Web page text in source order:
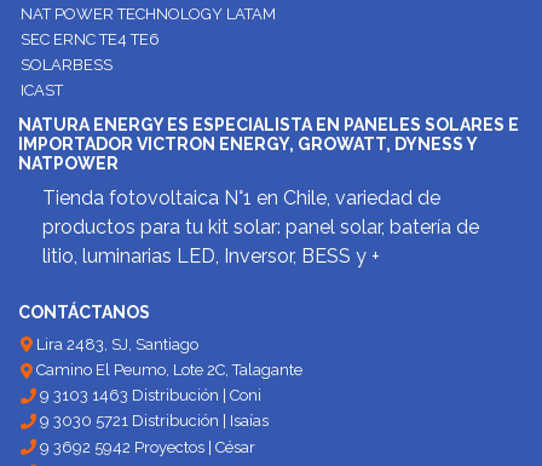
NAT POWER TECHNOLOGY LATAM
SEC ERNC TE4 TE6
SOLARBESS
ICAST
NATURA ENERGY ES ESPECIALISTA EN PANELES SOLARES E
IMPORTADOR VICTRON ENERGY, GROWATT, DYNESS Y
NATPOWER
Tienda fotovoltaica N°1 en Chile, variedad de
productos para tu kit solar: panel solar, batería de
litio, luminarias LED, Inversor, BESS y +
CONTÁCTANOS
Lira 2483, SJ, Santiago
Camino El Peumo, Lote 2C, Talagante
9 3103 1463 Distribución | Coni
9 3030 5721 Distribución | Isaías
9 3692 5942 Proyectos | César